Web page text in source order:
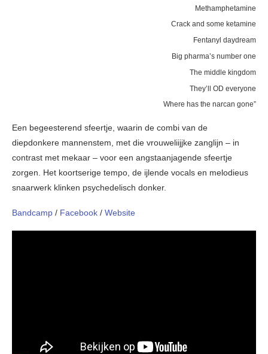
Methamphetamine
Crack and some ketamine
Fentanyl daydream
Big pharma’s number one
The middle kingdom
They’ll OD everyone
Where has the narcan gone”
Een begeesterend sfeertje, waarin de combi van de
diepdonkere mannenstem, met die vrouweliijjke zanglijn – in
contrast met mekaar – voor een angstaanjagende sfeertje
zorgen. Het koortserige tempo, de ijlende vocals en melodieus
snaarwerk klinken psychedelisch donker.
Bandcamp / Facebook / Website